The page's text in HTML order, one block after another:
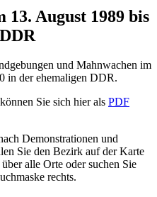
13. August 1989 bis
und Mahnwachen im
in der ehemaligen DDR.
Sie sich hier als PDF
Demonstrationen und
Sie den Bezirk auf der Karte
alle Orte oder suchen Sie
rechts.